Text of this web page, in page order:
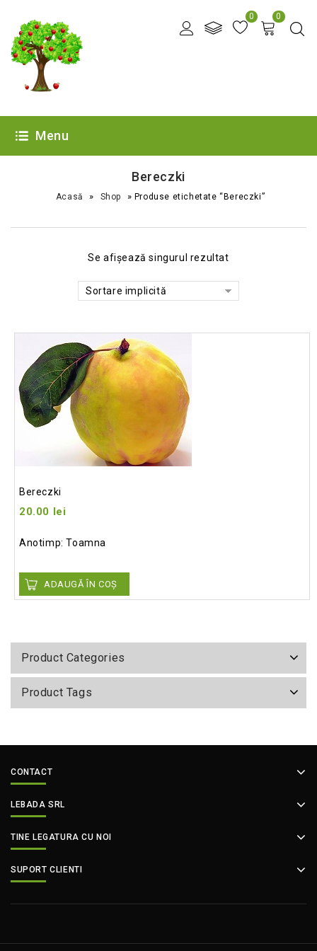
0 0
Menu
Bereczki
Acasă » Shop » Produse etichetate “Bereczki”
Se afișează singurul rezultat
Sortare implicită
Bereczki
20.00 lei
Anotimp: Toamna
ADAUGĂ ÎN COȘ
Product Categories
Product Tags
CONTACT
LEBADA SRL
TINE LEGATURA CU NOI
SUPORT CLIENTI